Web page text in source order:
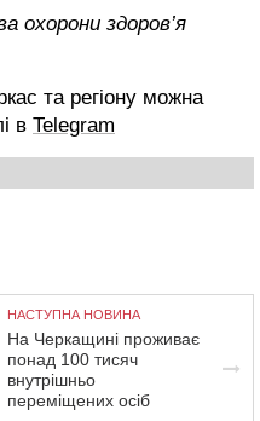
охорони здоров’я
та регіону можна
в Telegram
НАСТУПНА НОВИНА
На Черкащині проживає
понад 100 тисяч
внутрішньо
переміщених осіб